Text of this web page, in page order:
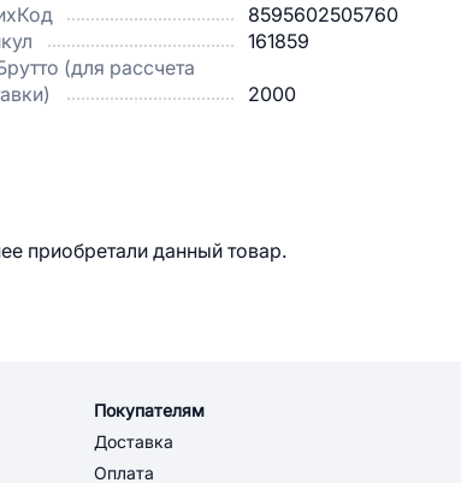
8595602505760
161859
(для рассчета
2000
приобретали данный товар.
Покупателям
Доставка
Оплата